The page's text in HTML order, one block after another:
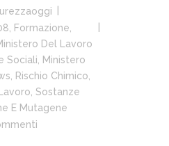
, Formazione,
Del Lavoro
Sociali, Ministero
, Rischio Chimico,
, Sostanze
E Mutagene